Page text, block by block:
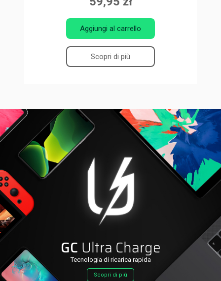
Aggiungi al carrello
Scopri di più
GC Ultra Charge
Tecnologia di ricarica rapida
Scopri di più